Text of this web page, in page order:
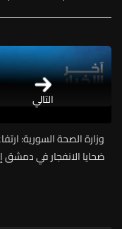
التالي
وزارة الصحة السورية: